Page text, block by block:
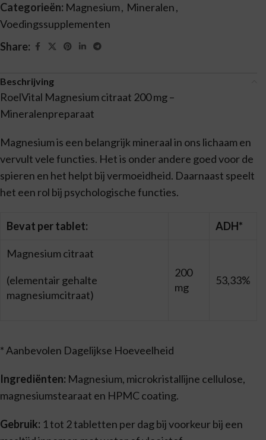
Categorieën: Magnesium, Mineralen,
Voedingssupplementen
Share:
Beschrijving
RoelVital Magnesium citraat 200 mg –
Mineralenpreparaat
Magnesium is een belangrijk mineraal in ons lichaam en
vervult vele functies. Het is onder andere goed voor de
spieren en het helpt bij vermoeidheid. Daarnaast speelt
het een rol bij psychologische functies.
Bevat per tablet: ADH*
Magnesium citraat
(elementair gehalte
magnesiumcitraat)
200
mg
53,33%
* Aanbevolen Dagelijkse Hoeveelheid
Ingrediënten: Magnesium, microkristallijne cellulose,
magnesiumstearaat en HPMC coating.
Gebruik: 1 tot 2 tabletten per dag bij voorkeur bij een